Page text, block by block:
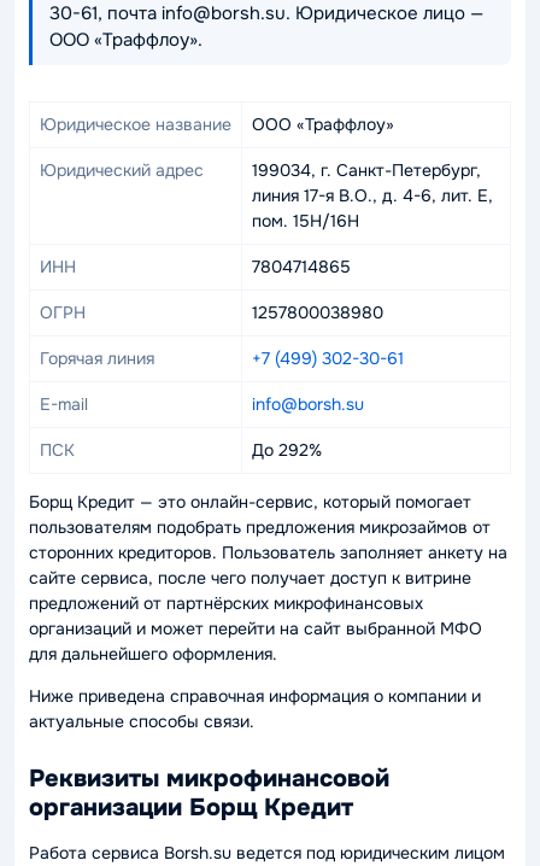
30-61, почта info@borsh.su. Юридическое лицо —
ООО «Траффлоу».
Юридическое название ООО «Траффлоу»
Юридический адрес
199034, г. Санкт-Петербург,
линия 17-я В.О., д. 4-6, лит. Е,
пом. 15Н/16Н
ИНН 7804714865
ОГРН 1257800038980
Горячая линия +7 (499) 302-30-61
E-mail info@borsh.su
ПСК До 292%
Борщ Кредит — это онлайн-сервис, который помогает
пользователям подобрать предложения микрозаймов от
сторонних кредиторов. Пользователь заполняет анкету на
сайте сервиса, после чего получает доступ к витрине
предложений от партнёрских микрофинансовых
организаций и может перейти на сайт выбранной МФО
для дальнейшего оформления.
Ниже приведена справочная информация о компании и
актуальные способы связи.
Реквизиты микрофинансовой
организации Борщ Кредит
Работа сервиса Borsh.su ведется под юридическим лицом